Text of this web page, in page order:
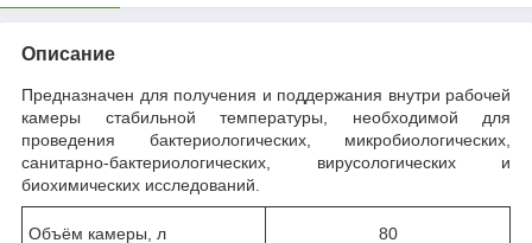
Описание
Предназначен для получения и поддержания внутри рабочей
камеры стабильной температуры, необходимой для
проведения бактериологических, микробиологических,
санитарно-бактериологических, вирусологических и
биохимических исследований.
Объём камеры, л 80